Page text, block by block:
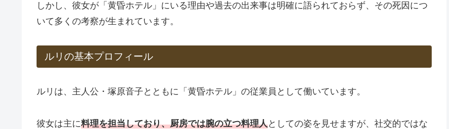
しかし、彼女が「黄昏ホテル」にいる理由や過去の出来事は明確に語られておらず、その死因につ
いて多くの考察が生まれています。
ルリの基本プロフィール
ルリは、主人公・塚原音子とともに「黄昏ホテル」の従業員として働いています。
彼女は主に料理を担当しており、厨房では腕の立つ料理人としての姿を見せますが、社交的ではな